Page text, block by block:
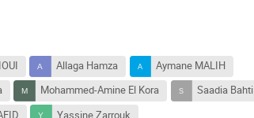
Allaga Hamza
Aymane MALIH
Mohammed-Amine El Kora
Saadia Bahti
Yassine Zarrouk